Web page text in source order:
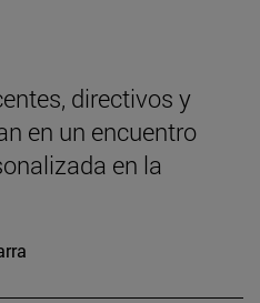
directivos y
en un encuentro
en la